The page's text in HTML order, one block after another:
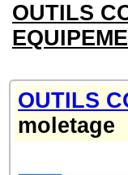
OUTILS
OUTILS
moletage